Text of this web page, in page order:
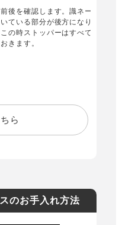
前後を確認します。識ネームがつ
いている部分が後方になります。
この時ストッパーはすべて開いて
おきます。
ら
のお手入れ方法